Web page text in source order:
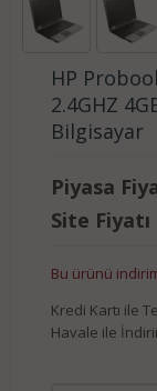
HP
2.4GHZ
Bilgisayar
Piyasa
Site Fiyatı
Bu ürünü
Kredi Kartı ile
Havale ile